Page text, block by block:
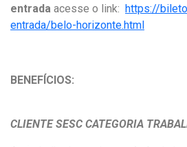
entrada acesse o link: https://
entrada/belo-horizonte.html
BENEFÍCIOS:
CLIENTE SESC CATEGORIA